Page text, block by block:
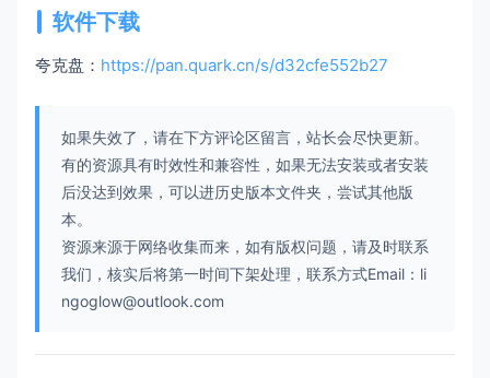
软件下载
夸克盘： https://pan.quark.cn/s/d32cfe552b27
如果失效了，请在下方评论区留言，站长会尽快更新。
有的资源具有时效性和兼容性，如果无法安装或者安装
后没达到效果，可以进历史版本文件夹，尝试其他版
本。
资源来源于网络收集而来，如有版权问题，请及时联系
我们，核实后将第一时间下架处理，联系方式Email：li
ngoglow@outlook.com